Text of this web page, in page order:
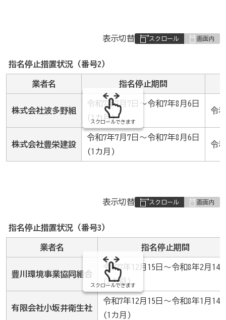
表
み
の
表示切替
指名停止措置状況（番号2）
業者名 指名停止期間
株式会社波多野組
令和7年7月7日～令和7年8月6日
(1カ月)
令
株式会社豊栄建設
令和7年7月7日～令和7年8月6日
(1カ月)
令
スクロールできます
表
み
の
表示切替
指名停止措置状況（番号3）
業者名 指名停止期間
豊川環境事業協同組合
令和7年12月15日～令和8年2月14
(2カ月)
有限会社小坂井衛生社
令和7年12月15日～令和8年1月14
(1カ月)
スクロールできます